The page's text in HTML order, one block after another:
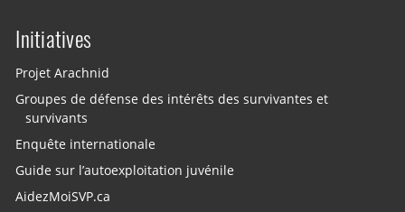
Initiatives
Projet Arachnid
Groupes de défense des intérêts des survivantes et
survivants
Enquête internationale
Guide sur l’autoexploitation juvénile
AidezMoiSVP.ca